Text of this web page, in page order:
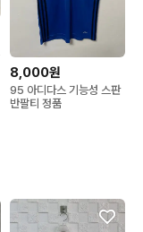
8,000원
95 아디다스 기능성 스판
반팔티 정품